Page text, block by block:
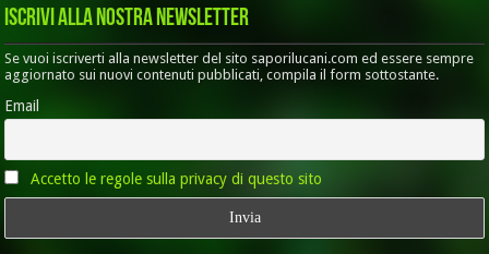
Iscrivi alla nostra Newsletter
Se vuoi iscriverti alla newsletter del sito saporilucani.com ed essere sempre
aggiornato sui nuovi contenuti pubblicati, compila il form sottostante.
Email
Accetto le regole sulla privacy di questo sito